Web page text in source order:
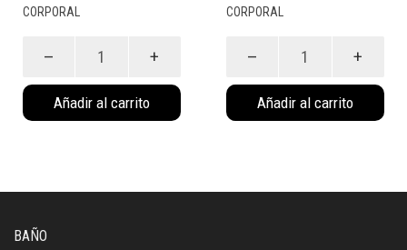
CORPORAL
Baño
Rosa
(956R)
Añadir al carrito
CORPORAL
Red
Negra
(920NE)
Añadir al carrito
BAÑO